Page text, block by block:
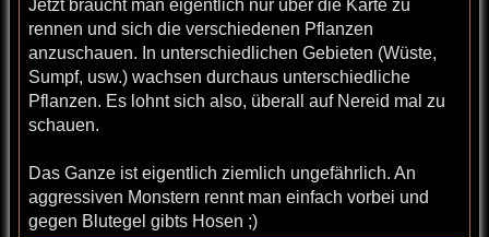
Jetzt braucht man eigentlich nur über die Karte zu
rennen und sich die verschiedenen Pflanzen
anzuschauen. In unterschiedlichen Gebieten (Wüste,
Sumpf, usw.) wachsen durchaus unterschiedliche
Pflanzen. Es lohnt sich also, überall auf Nereid mal zu
schauen.
Das Ganze ist eigentlich ziemlich ungefährlich. An
aggressiven Monstern rennt man einfach vorbei und
gegen Blutegel gibts Hosen ;)